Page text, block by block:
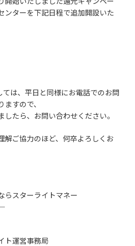
ンターを下記日程で追加開設いた
ては、平日と同様にお電話でのお問
すので、
したら、お問い合わせください。
解ご協力のほど、何卒よろしくお
スターライトマネー
ト運営事務局